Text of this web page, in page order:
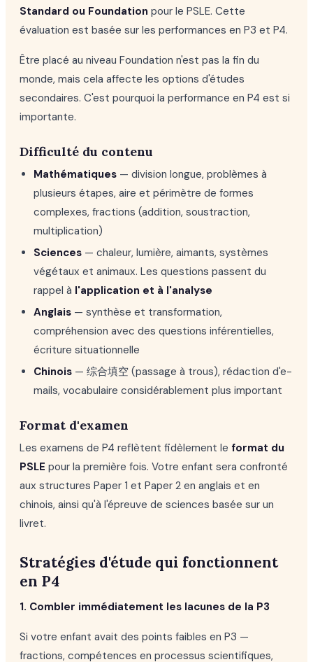
Standard ou Foundation pour le PSLE. Cette
évaluation est basée sur les performances en P3 et P4.
Être placé au niveau Foundation n'est pas la fin du
monde, mais cela affecte les options d'études
secondaires. C'est pourquoi la performance en P4 est si
importante.
Difficulté du contenu
Mathématiques — division longue, problèmes à
plusieurs étapes, aire et périmètre de formes
complexes, fractions (addition, soustraction,
multiplication)
Sciences — chaleur, lumière, aimants, systèmes
végétaux et animaux. Les questions passent du
rappel à l'application et à l'analyse
Anglais — synthèse et transformation,
compréhension avec des questions inférentielles,
écriture situationnelle
Chinois — 综合填空 (passage à trous), rédaction d'e-
mails, vocabulaire considérablement plus important
Format d'examen
Les examens de P4 reflètent fidèlement le format du
PSLE pour la première fois. Votre enfant sera confronté
aux structures Paper 1 et Paper 2 en anglais et en
chinois, ainsi qu'à l'épreuve de sciences basée sur un
livret.
Stratégies d'étude qui fonctionnent
en P4
1. Combler immédiatement les lacunes de la P3
Si votre enfant avait des points faibles en P3 —
fractions, compétences en processus scientifiques,